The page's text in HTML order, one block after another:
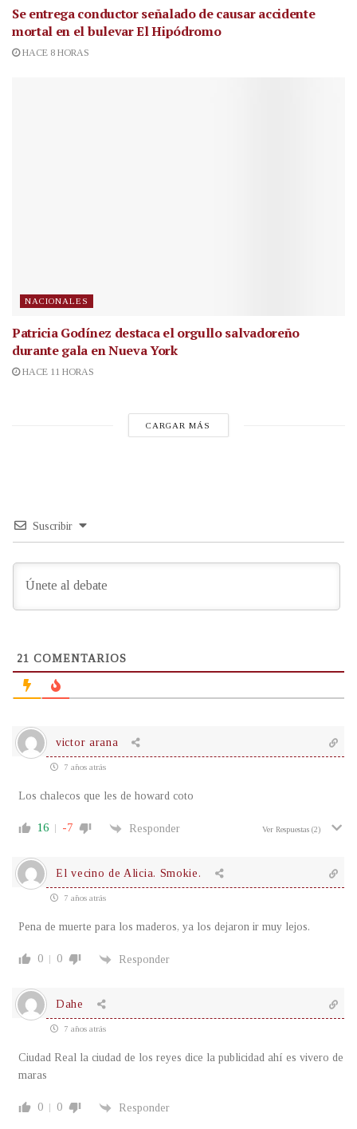
Se entrega conductor señalado de causar accidente
mortal en el bulevar El Hipódromo
HACE 8 HORAS
NACIONALES
Patricia Godínez destaca el orgullo salvadoreño
durante gala en Nueva York
HACE 11 HORAS
CARGAR MÁS
Suscribir
21 COMENTARIOS
victor arana
7 años atrás
Los chalecos que les de howard coto
16 -7 Responder Ver Respuestas (2)
El vecino de Alicia. Smokie.
7 años atrás
Pena de muerte para los maderos, ya los dejaron ir muy lejos.
0 0 Responder
Dahe
7 años atrás
Ciudad Real la ciudad de los reyes dice la publicidad ahí es vivero de
maras
0 0 Responder